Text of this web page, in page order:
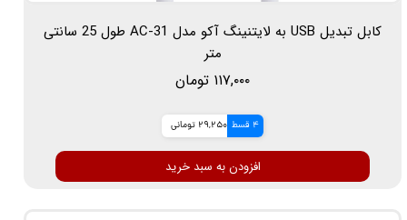
کابل تبدیل USB به لایتنینگ آکو مدل AC-31 طول 25 سانتی
متر
۱۱۷,۰۰۰ تومان
4 قسط 29,250 تومانی
افزودن به سبد خرید